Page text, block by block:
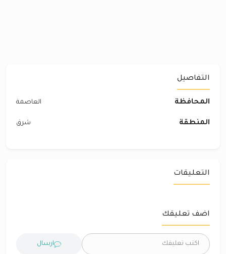
التفاصيل
المحافظة العاصمة
المنطقة شرق‎
التعليقات
اضف تعليقك
ارسال